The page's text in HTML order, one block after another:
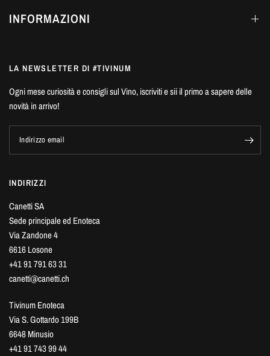
INFORMAZIONI
LA NEWSLETTER DI #TIVINUM
Ogni mese curiosità e consigli sul Vino, iscriviti e sii il primo a sapere delle
novità in arrivo!
Indirizzo email
INDIRIZZI
Canetti SA
Sede principale ed Enoteca
Via Zandone 4
6616 Losone
+41 91 791 63 31
canetti@canetti.ch
Tivinum Enoteca
Via S. Gottardo 199B
6648 Minusio
+41 91 743 99 44